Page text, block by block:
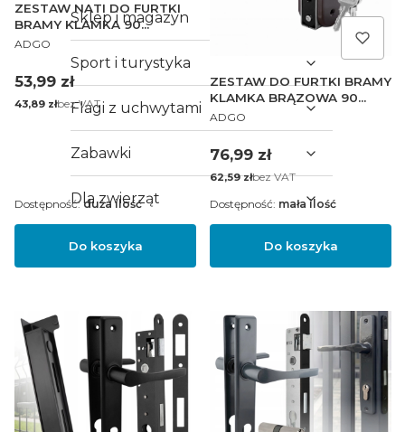
Sklep i magazyn
Sport i turystyka
Flagi z uchwytami
Zabawki
Dla zwierząt
ZESTAW NATI DO FURTKI
BRAMY KLAMKA 90
BRĄZOWA ZAMEK 90/22
WKŁADKA 30/30
PRODUCENT
ADGO
Cena
53,99 zł
Cena
43,89 złbez VAT
Do koszyka
Dostępność:duża ilość
ZESTAW DO FURTKI BRAMY
KLAMKA BRĄZOWA 90
WKŁADKA ZAMEK 90/22
KASETA 90/40
PRODUCENT
ADGO
Cena
76,99 zł
Cena
62,59 złbez VAT
Do koszyka
Dostępność: mała ilość